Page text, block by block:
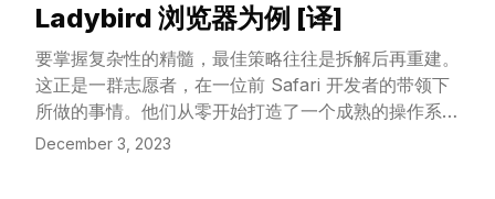
Ladybird 浏览器为例 [译]
要掌握复杂性的精髓，最佳策略往往是拆解后再重建。
这正是一群志愿者，在一位前 Safari 开发者的带领下
所做的事情。他们从零开始打造了一个成熟的操作系统
SerenityOS，和一个网络浏览器 Ladybird（这意味
December 3, 2023